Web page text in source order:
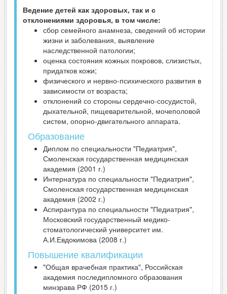
Ведение детей как здоровых, так и с
отклонениями здоровья, в том числе:
сбор семейного анамнеза, сведений об истории
жизни и заболевания, выявление
наследственной патологии;
оценка состояния кожных покровов, слизистых,
придатков кожи;
физического и нервно-психического развития в
зависимости от возраста;
отклонений со стороны сердечно-сосудистой,
дыхательной, пищеварительной, мочеполовой
систем, опорно-двигательного аппарата.
Образование
Диплом по специальности "Педиатрия",
Смоленская государственная медицинская
академия (2001 г.)
Интернатура по специальности "Педиатрия",
Смоленская государственная медицинская
академия (2002 г.)
Аспирантура по специальности "Педиатрия",
Московский государственный медико-
стоматологический университет им.
А.И.Евдокимова (2008 г.)
Повышение квалификации
"Общая врачебная практика", Российская
академия последипломного образования
минзрава РФ (2015 г.)